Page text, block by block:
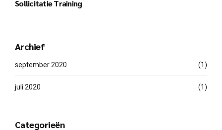
Sollicitatie Training
Archief
september 2020 (1)
juli 2020 (1)
Categorieën